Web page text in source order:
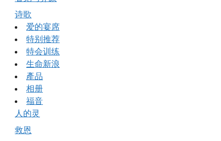
诗歌
爱的宴席
特别推荐
特会训练
生命新浪
產品
相册
福音
人的灵
救恩